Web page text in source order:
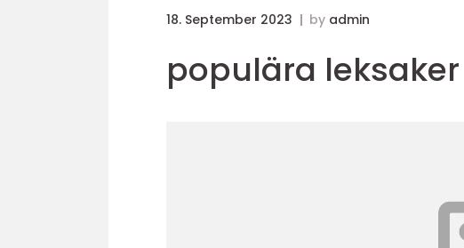
18. September 2023 by admin
populära leksaker